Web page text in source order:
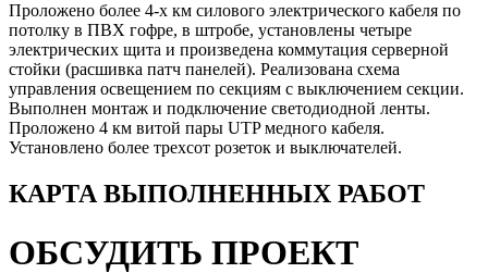
Проложено более 4-х км силового электрического кабеля по
потолку в ПВХ гофре, в штробе, установлены четыре
электрических щита и произведена коммутация серверной
стойки (расшивка патч панелей). Реализована схема
управления освещением по секциям с выключением секции.
Выполнен монтаж и подключение светодиодной ленты.
Проложено 4 км витой пары UTP медного кабеля.
Установлено более трехсот розеток и выключателей.
КАРТА ВЫПОЛНЕННЫХ РАБОТ
ОБСУДИТЬ ПРОЕКТ